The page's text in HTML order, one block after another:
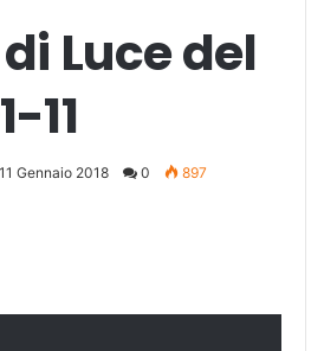
Luce del
11
11 Gennaio 2018 0
897